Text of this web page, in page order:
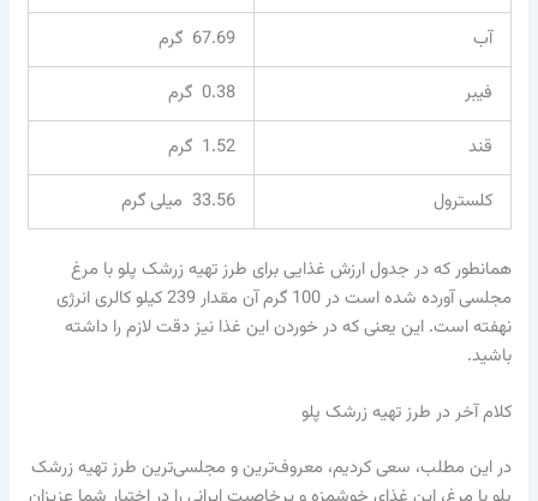
آب
67.69 گرم
فیبر
0.38 گرم
قند
1.52 گرم
کلسترول
33.56 میلی گرم
همانطور که در جدول ارزش غذایی برای طرز تهیه زرشک پلو با مرغ
مجلسی آورده شده است در 100 گرم آن مقدار 239 کیلو کالری انرژی
نهفته است. این یعنی که در خوردن این غذا نیز دقت لازم را داشته
باشید.
کلام آخر در طرز تهیه زرشک پلو
در این مطلب، سعی کردیم، معروف‌ترین و مجلسی‌ترین طرز تهیه زرشک